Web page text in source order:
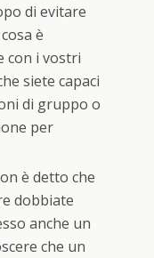
di evitare
è
con i vostri
siete capaci
di gruppo o
per
è detto che
dobbiate
anche un
che un